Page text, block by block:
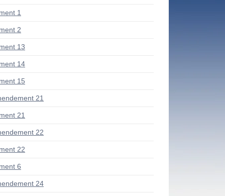
1
2
13
14
15
21
21
22
22
6
24